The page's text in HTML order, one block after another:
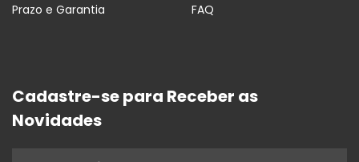
Prazo e Garantia FAQ
Cadastre-se para Receber as
Novidades